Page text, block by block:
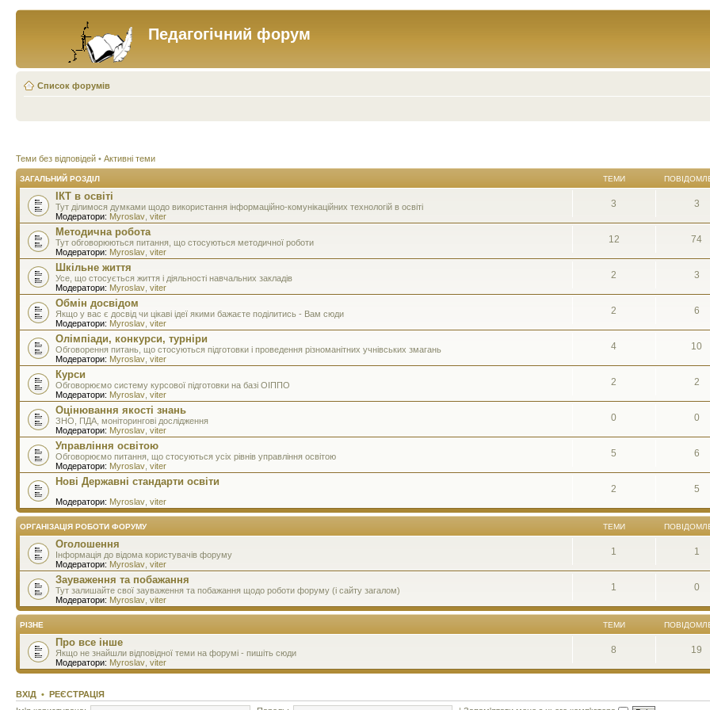
Педагогічний форум
Список форумів
Теми без відповідей • Активні теми
ЗАГАЛЬНИЙ РОЗДІЛ ТЕМИ
ІКТ в освіті
Тут ділимося думками щодо використання інформаційно-комунікаційних технологій в освіті
Модератори: Myroslav viter
3 3
Методична робота
Тут обговорюються питання, що стосуються методичної роботи
Модератори: Myroslav viter
12 74
Шкільне життя
Усе, що стосується життя і діяльності навчальних закладів
Модератори: Myroslav viter
2 3
Обмін досвідом
Якщо у вас є досвід чи цікаві ідеї якими бажаєте поділитись - Вам сюди
Модератори: Myroslav viter
2 6
Олімпіади, конкурси, турніри
Обговорення питань, що стосуються підготовки і проведення різноманітних учнівських змагань
Модератори: Myroslav viter
4 10
Курси
Обговорюємо систему курсової підготовки на базі ОІППО
Модератори: Myroslav viter
2 2
Оцінювання якості знань
ЗНО, ПДА, моніторингові дослідження
Модератори: Myroslav viter
0 0
Управління освітою
Обговорюємо питання, що стосуються усіх рівнів управління освітою
Модератори: Myroslav viter
5 6
Нові Державні стандарти освіти
Модератори: Myroslav viter
2 5
ОРГАНІЗАЦІЯ РОБОТИ ФОРУМУ ТЕМИ
Оголошення
Інформація до відома користувачів форуму
Модератори: Myroslav viter
1 1
Зауваження та побажання
Тут залишайте свої зауваження та побажання щодо роботи форуму (і сайту загалом)
Модератори: Myroslav viter
1 0
РІЗНЕ ТЕМИ
Про все інше
Якщо не знайшли відповідної теми на форумі - пишіть сюди
Модератори: Myroslav viter
8 19
ВХІД • РЕЄСТРАЦІЯ